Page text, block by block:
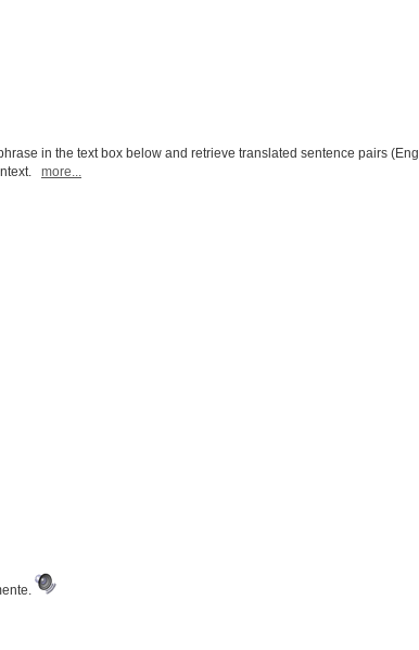
in the text box below and retrieve translated sentence pairs
more...